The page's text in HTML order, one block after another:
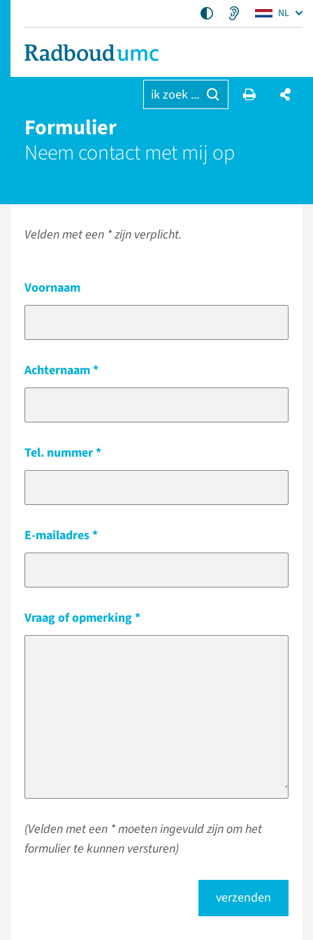
NL
ik zoek ...
Formulier
Neem contact met mij op
Velden met een * zijn verplicht.
Voornaam
Achternaam
Tel. nummer
E-mailadres
Vraag of opmerking
(Velden met een * moeten ingevuld zijn om het
formulier te kunnen versturen)
verzenden